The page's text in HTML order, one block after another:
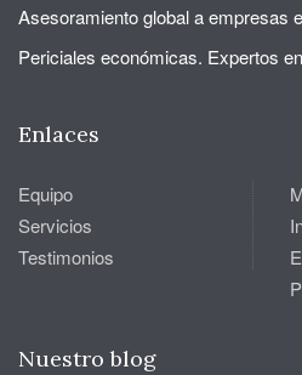
Asesoramiento global a empresas
Periciales económicas. Expertos
Enlaces
Equipo
Servicios
Testimonios
Nuestro blog